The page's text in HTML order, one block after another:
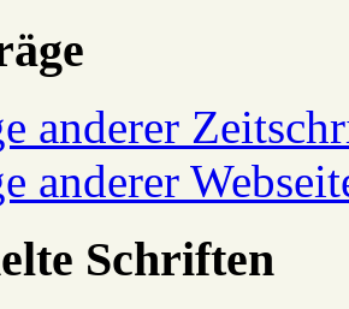
anderer
anderer
Schriften